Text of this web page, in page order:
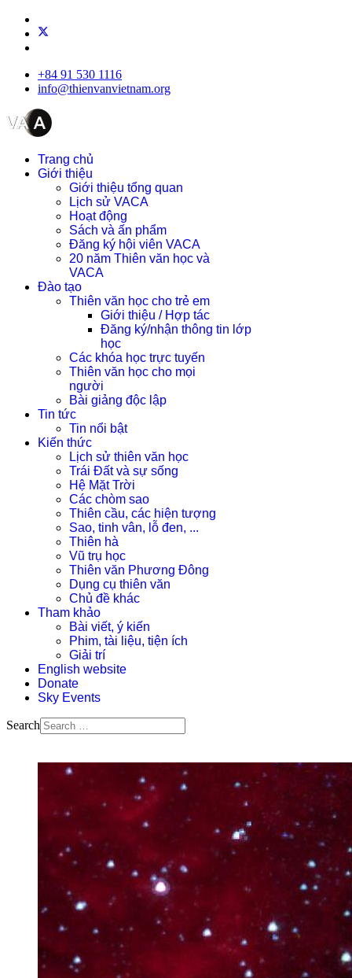
+84 91 530 1116
info@thienvanvietnam.org
Trang chủ
Giới thiệu
Giới thiệu tổng quan
Lịch sử VACA
Hoạt động
Sách và ấn phẩm
Đăng ký hội viên VACA
20 năm Thiên văn học và
VACA
Đào tạo
Thiên văn học cho trẻ em
Giới thiệu / Hợp tác
Đăng ký/nhận thông tin lớp
học
Các khóa học trực tuyến
Thiên văn học cho mọi
người
Bài giảng độc lập
Tin tức
Tin nổi bật
Kiến thức
Lịch sử thiên văn học
Trái Đất và sự sống
Hệ Mặt Trời
Các chòm sao
Thiên cầu, các hiện tượng
Sao, tinh vân, lỗ đen, ...
Thiên hà
Vũ trụ học
Thiên văn Phương Đông
Dụng cụ thiên văn
Chủ đề khác
Tham khảo
Bài viết, ý kiến
Phim, tài liệu, tiện ích
Giải trí
English website
Donate
Sky Events
Search